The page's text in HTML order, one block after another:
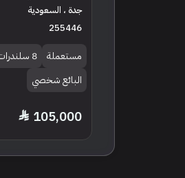
جدة ، السعودية
255446
مستعملة 8 سلندرات
البائع شخصي
105,000